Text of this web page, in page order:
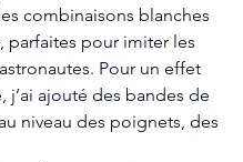
combinaisons blanches
parfaites pour imiter les
Pour un effet
j’ai ajouté des bandes de
niveau des poignets, des